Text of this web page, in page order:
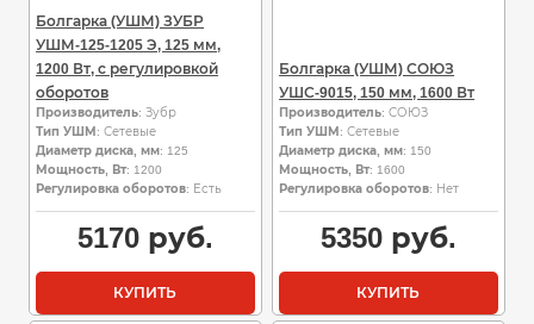
Болгарка (УШМ) ЗУБР
УШМ-125-1205 Э, 125 мм,
1200 Вт, с регулировкой
оборотов
Производитель: Зубр
Тип УШМ : Сетевые
Диаметр диска, мм: 125
Мощность, Вт: 1200
Регулировка оборотов: Есть
5170руб.
КУПИТЬ
Болгарка (УШМ) СОЮЗ
УШС-9015, 150 мм, 1600 Вт
Производитель: СОЮЗ
Тип УШМ : Сетевые
Диаметр диска, мм: 150
Мощность, Вт: 1600
Регулировка оборотов: Нет
5350руб.
КУПИТЬ